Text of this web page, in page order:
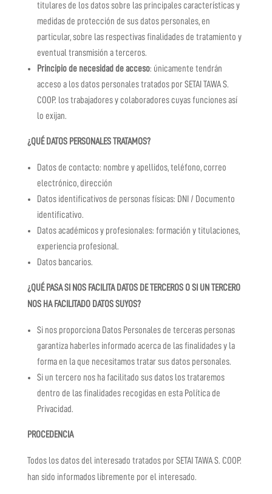
titulares de los datos sobre las principales características y
medidas de protección de sus datos personales, en
particular, sobre las respectivas finalidades de tratamiento y
eventual transmisión a terceros.
Principio de necesidad de acceso: únicamente tendrán
acceso a los datos personales tratados porSETAI TAWA S.
COOP. los trabajadores y colaboradores cuyas funciones así
lo exijan.
¿QUÉ DATOS PERSONALES TRATAMOS?
Datos de contacto: nombre y apellidos, teléfono, correo
electrónico, dirección
Datos identificativos de personas físicas: DNI / Documento
identificativo.
Datos académicos y profesionales: formación y titulaciones,
experiencia profesional.
Datos bancarios.
¿QUÉ PASA SI NOS FACILITA DATOS DE TERCEROS O SI UN TERCERO
NOS HA FACILITADO DATOS SUYOS?
Si nos proporciona Datos Personales de terceras personas
garantiza haberles informado acerca de las finalidades y la
forma en la que necesitamos tratar sus datos personales.
Si un tercero nos ha facilitado sus datos los trataremos
dentro de las finalidades recogidas en esta Política de
Privacidad.
PROCEDENCIA
Todos los datos del interesado tratados porSETAI TAWA S. COOP.
han sido informados libremente por el interesado.